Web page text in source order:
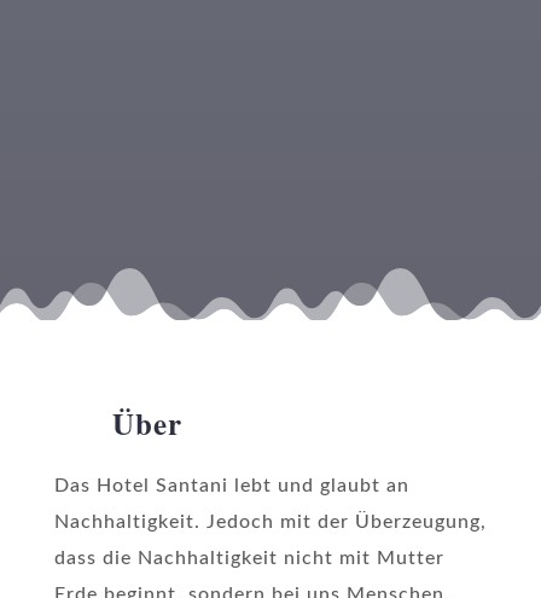
Über
Das Hotel Santani lebt und glaubt an
Nachhaltigkeit. Jedoch mit der Überzeugung,
dass die Nachhaltigkeit nicht mit Mutter